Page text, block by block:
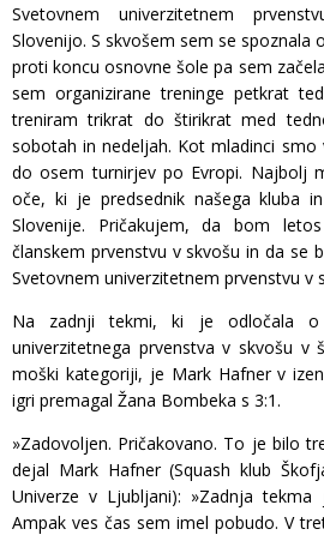
Svetovnem univerzitetnem
Slovenijo. S skvošem sem se spoznala
proti koncu osnovne šole pa sem
sem organizirane treninge petkrat
treniram trikrat do štirikrat med
sobotah in nedeljah. Kot mladinci
do osem turnirjev po Evropi. Najbolj
oče, ki je predsednik našega kluba
Slovenije. Pričakujem, da bom
članskem prvenstvu v skvošu in da se
Svetovnem univerzitetnem prvenstvu v
Na zadnji tekmi, ki je odločala o
univerzitetnega prvenstva v skvošu v
moški kategoriji, je Mark Hafner v
igri premagal Žana Bombeka s 3:1.
»Zadovoljen. Pričakovano. To je bilo
dejal Mark Hafner (Squash klub
Univerze v Ljubljani): »Zadnja
Ampak ves čas sem imel pobudo. V